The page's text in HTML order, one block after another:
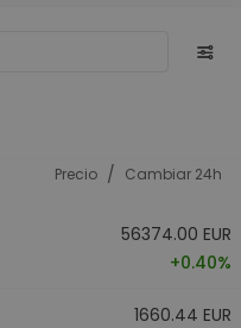
Precio / Cambiar 24h
56374.00 EUR
+0.40%
1660.44 EUR